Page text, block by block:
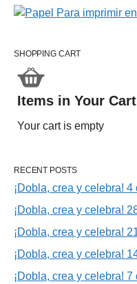
SHOPPING CART
Items in Your Cart
Your cart is empty
RECENT POSTS
¡Dobla, crea y celebra!
¡Dobla, crea y celebra!
¡Dobla, crea y celebra!
¡Dobla, crea y celebra!
¡Dobla, crea y celebra!